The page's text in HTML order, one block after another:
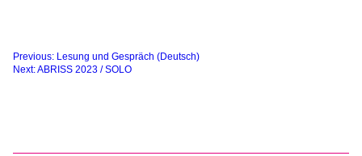
Beitragsnavigation
Previous: Lesung und Gespräch (Deutsch)
Next:ABRISS 2023 / SOLO